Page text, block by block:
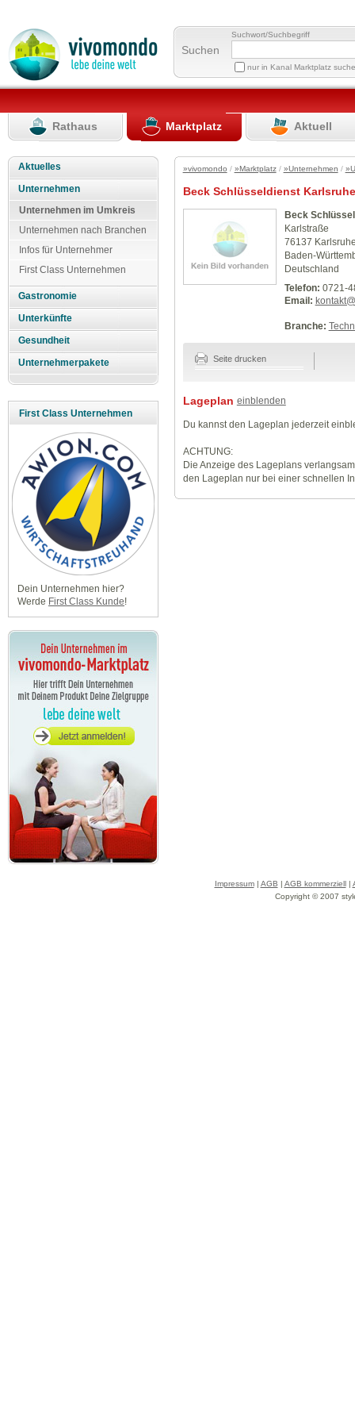
Suchen
Suchwort/Suchbegriff
nur in Kanal Marktplatz
Rathaus Marktplatz Aktuell
Aktuelles
Unternehmen
Unternehmen im Umkreis
Unternehmen nach Branchen
Infos für Unternehmer
First Class Unternehmen
Gastronomie
Unterkünfte
Gesundheit
Unternehmerpakete
First Class Unternehmen
Dein Unternehmen hier?
Werde First Class Kunde!
»vivomondo / »Marktplatz/ »Unternehmen /
Beck Schlüsseldienst Karlsruhe
Beck
Karlstraße
76137
Baden-
Deutschland
Telefon: 0721-
Email:
Branche:
Seite drucken
Lageplan einblenden
Du kannst den Lageplan jederzeit
ACHTUNG:
Die Anzeige des Lageplans
den Lageplan nur bei einer schnellen
Impressum| AGB | AGB kommerziell|
Copyright © 2007